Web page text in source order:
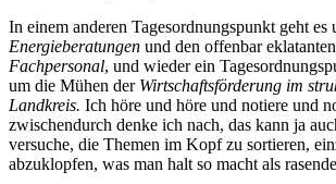
In einem anderen Tagesordnungspunkt geht es
Energieberatungen und den offenbar eklatanten
Fachpersonal, und wieder ein
um die Mühen der Wirtschaftsförderung im
Landkreis. Ich höre und höre und notiere und
zwischendurch denke ich nach, das kann ja
versuche, die Themen im Kopf zu sortieren,
abzuklopfen, was man halt so macht als